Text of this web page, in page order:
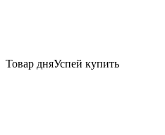
Товар дняУспей купить